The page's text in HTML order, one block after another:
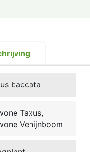
baccata
Taxus,
Venijnboom